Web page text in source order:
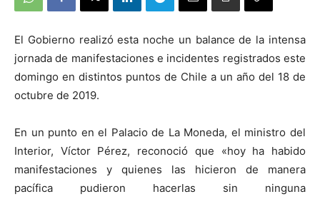
El Gobierno realizó esta noche un balance de la intensa
jornada de manifestaciones e incidentes registrados este
domingo en distintos puntos de Chile a un año del 18 de
octubre de 2019.
En un punto en el Palacio de La Moneda, el ministro del
Interior, Víctor Pérez, reconoció que «hoy ha habido
manifestaciones y quienes las hicieron de manera
pacífica pudieron hacerlas sin ninguna